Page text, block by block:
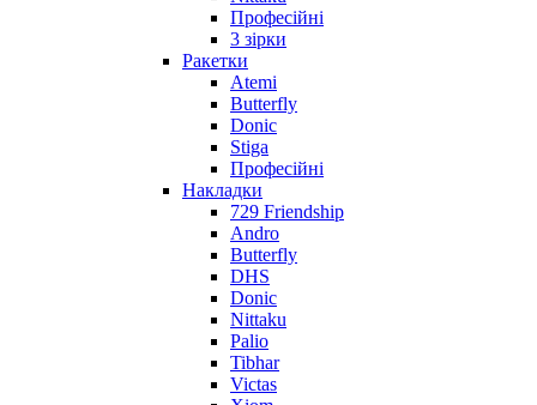
Професійні
3 зірки
Ракетки
Atemi
Butterfly
Donic
Stiga
Професійні
Накладки
729 Friendship
Andro
Butterfly
DHS
Donic
Nittaku
Palio
Tibhar
Victas